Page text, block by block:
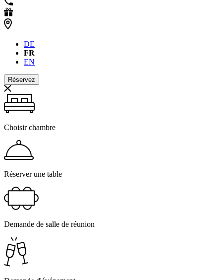
DE
FR
EN
Réservez
Choisir chambre
Réserver une table
Demande de salle de réunion